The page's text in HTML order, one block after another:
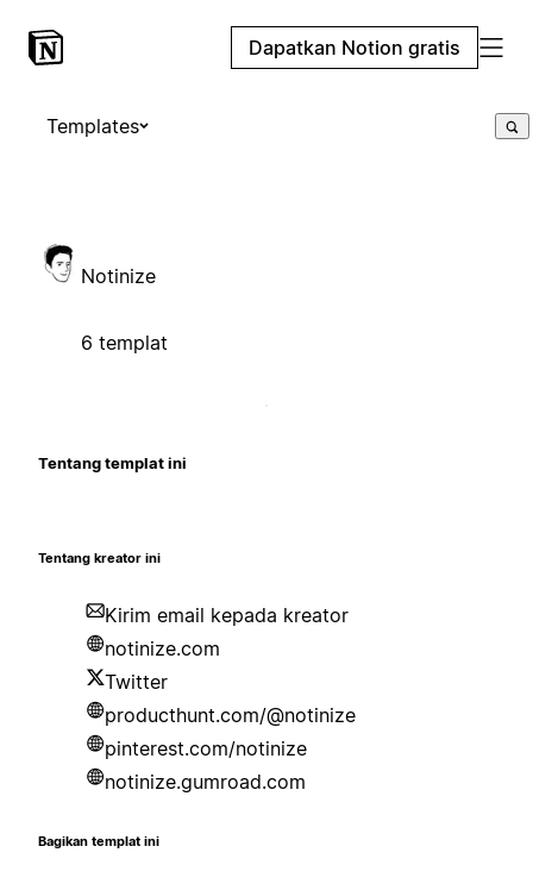
Dapatkan Notion gratis
Templates
Notinize
6 templat
Tentang templat ini
Tentang kreator ini
Kirim email kepada kreator
notinize.com
Twitter
producthunt.com/@notinize
pinterest.com/notinize
notinize.gumroad.com
Bagikan templat ini